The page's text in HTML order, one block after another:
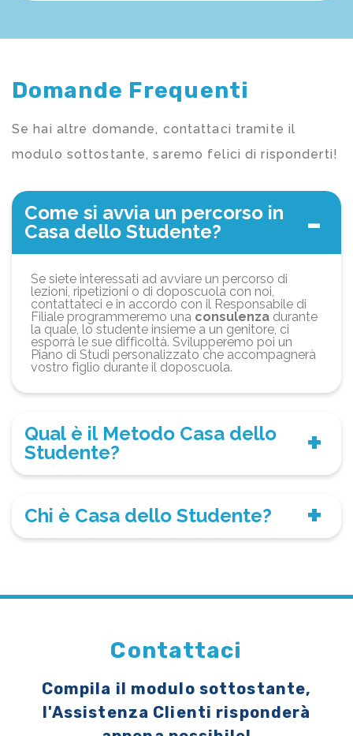
Domande Frequenti
Se hai altre domande, contattaci tramite il
modulo sottostante, saremo felici di risponderti!
Come si avvia un percorso in
Casa dello Studente?
Se siete interessati ad avviare un percorso di
lezioni, ripetizioni o di doposcuola con noi,
contattateci e in accordo con il Responsabile di
Filiale programmeremo una consulenza durante
la quale, lo studente insieme a un genitore, ci
esporrà le sue difficoltà. Svilupperemo poi un
Piano di Studi personalizzato che accompagnerà
vostro figlio durante il doposcuola.
Qual è il Metodo Casa dello
Studente?
Chi è Casa dello Studente?
Contattaci
Compila il modulo sottostante,
l'Assistenza Clienti risponderà